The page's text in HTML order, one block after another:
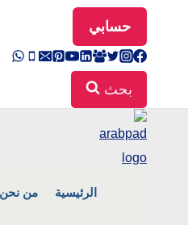
حسابي
بحث
الرئيسية من نحن